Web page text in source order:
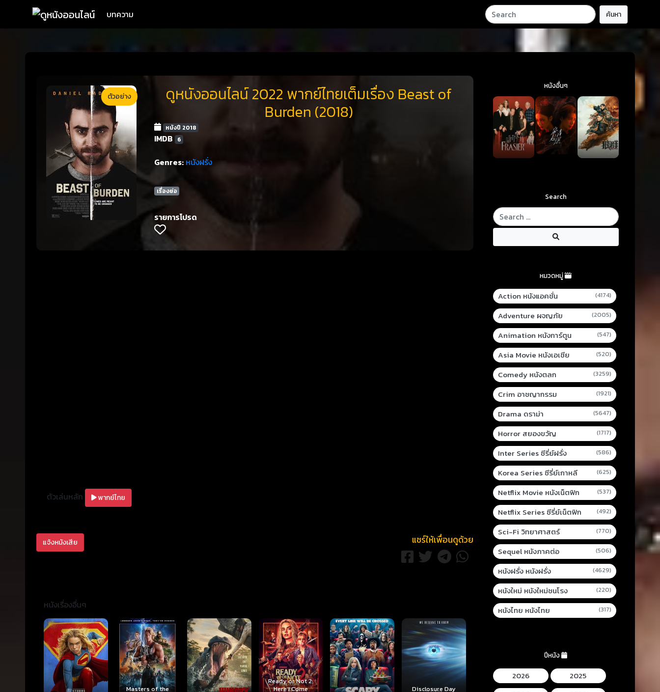
บทความ ค้นหา
ตัวอย่าง
ดูหนังออนไลน์ 2022 พากย์ไทยเต็มเรื่อง Beast of
Burden (2018)
หนังปี 2018
IMDB 6
Genres: หนังฝรั่ง
เรื่องย่อ
รายการโปรด
ตัวเล่นหลัก พากย์ไทย
แจ้งหนังเสีย แชร์ให้เพื่อนดูด้วย
หนังเรื่องอื่นๆ
Masters of the
Ready or Not 2:
Here I Come
Disclosure Day
Mortal Kombat II
หนังอื่นๆ
Search
หมวดหมู่
Action หนังแอคชั่น (4174)
Adventure ผจญภัย (2005)
Animation หนังการ์ตูน (547)
Asia Movie หนังเอเชีย (520)
Comedy หนังตลก (3259)
Crim อาชญากรรม (1921)
Drama ดราม่า (5647)
Horror สยองขวัญ (1717)
Inter Series ซีรี่ย์ฝรั่ง (586)
Korea Series ซีรี่ย์เกาหลี (625)
Netflix Movie หนังเน็ตฟิก (537)
Netflix Series ซีรี่ย์เน็ตฟิก (492)
Sci-Fi วิทยาศาสตร์ (770)
Sequel หนังภาคต่อ (506)
หนังฝรั่ง หนังฝรั่ง (4629)
หนังใหม่ หนังใหม่ชนโรง (220)
หนังไทย หนังไทย (317)
ปีหนัง
2026
2025